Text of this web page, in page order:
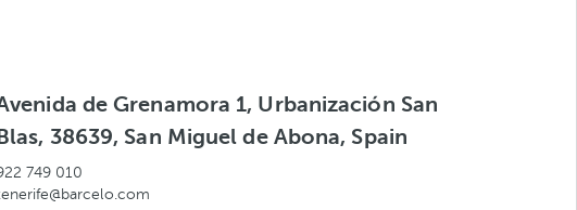
de Grenamora 1, Urbanización San
38639, San Miguel de Abona, Spain
749 010